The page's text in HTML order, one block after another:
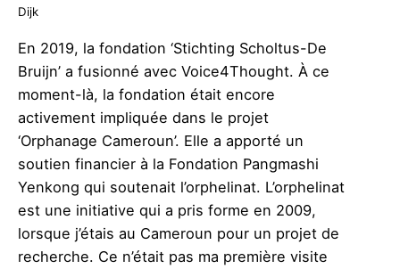
Dijk
En 2019, la fondation ‘Stichting Scholtus-De
Bruijn’ a fusionné avec Voice4Thought. À ce
moment-là, la fondation était encore
activement impliquée dans le projet
‘Orphanage Cameroun’. Elle a apporté un
soutien financier à la Fondation Pangmashi
Yenkong qui soutenait l’orphelinat. L’orphelinat
est une initiative qui a pris forme en 2009,
lorsque j’étais au Cameroun pour un projet de
recherche. Ce n’était pas ma première visite